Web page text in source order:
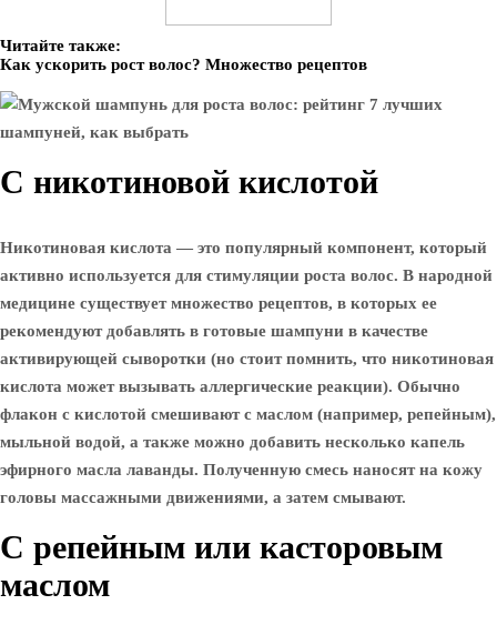
Читайте также:
Как ускорить рост волос? Множество рецептов
С никотиновой кислотой
Никотиновая кислота — это популярный компонент, который
активно используется для стимуляции роста волос. В народной
медицине существует множество рецептов, в которых ее
рекомендуют добавлять в готовые шампуни в качестве
активирующей сыворотки (но стоит помнить, что никотиновая
кислота может вызывать аллергические реакции). Обычно
флакон с кислотой смешивают с маслом (например, репейным),
мыльной водой, а также можно добавить несколько капель
эфирного масла лаванды. Полученную смесь наносят на кожу
головы массажными движениями, а затем смывают.
С репейным или касторовым
маслом